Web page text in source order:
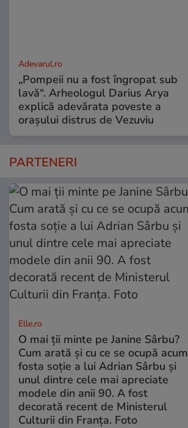
Adevarul.ro
„Pompeii nu a fost îngropat sub
lavă“. Arheologul Darius Arya
explică adevărata poveste a
orașului distrus de Vezuviu
PARTENERI
Elle.ro
O mai ții minte pe Janine Sârbu?
Cum arată și cu ce se ocupă acum
fosta soție a lui Adrian Sârbu și
unul dintre cele mai apreciate
modele din anii 90. A fost
decorată recent de Ministerul
Culturii din Franța. Foto